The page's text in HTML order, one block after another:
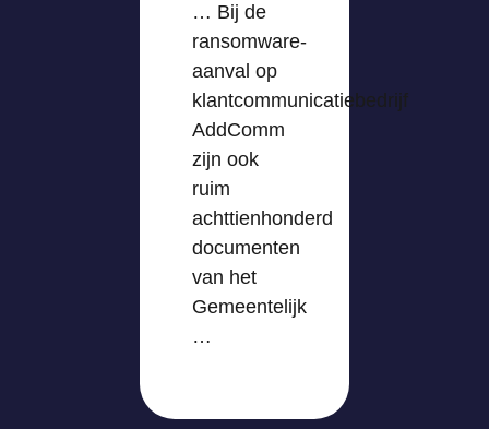
… Bij de
ransomware-
aanval op
klantcommunicatiebedrijf
AddComm
zijn ook
ruim
achttienhonderd
documenten
van het
Gemeentelijk
…